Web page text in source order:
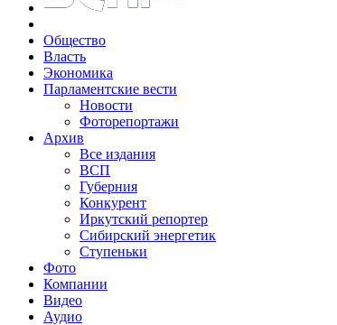
Общество
Власть
Экономика
Парламентские вести
Новости
Фоторепортажи
Архив
Все издания
ВСП
Губерния
Конкурент
Иркутский репортер
Сибирский энергетик
Ступеньки
Фото
Компании
Видео
Аудио